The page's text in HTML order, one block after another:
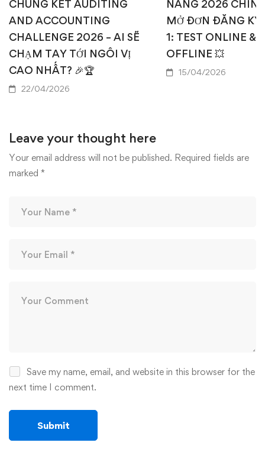
CHUNG KẾT AUDITING
AND ACCOUNTING
CHALLENGE 2026 – AI SẼ
CHẠM TAY TỚI NGÔI VỊ
CAO NHẤT? 🎉🏆
22/04/2026
NĂNG 2026
MỞ ĐƠN ĐĂNG KÝ
1: TEST ONLINE &
OFFLINE 💥
15/04/2026
Leave your thought here
Your email address will not be published. Required fields are
marked *
Save my name, email, and website in this browser for the
next time I comment.